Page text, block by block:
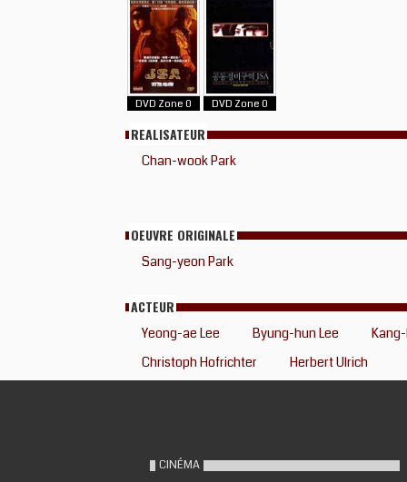
DVD Zone 0 DVD Zone 0
REALISATEUR
Chan-wook Park
OEUVRE ORIGINALE
Sang-yeon Park
ACTEUR
Yeong-ae Lee Byung-hun Lee
Christoph Hofrichter
Herbert Ulrich
CINÉMA